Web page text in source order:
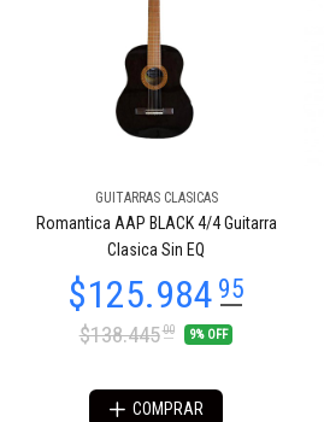
GUITARRAS CLASICAS
Romantica AAP BLACK 4/4 Guitarra
Clasica Sin EQ
$138.44500 9% OFF
COMPRAR
92
$210.94255 $210.942